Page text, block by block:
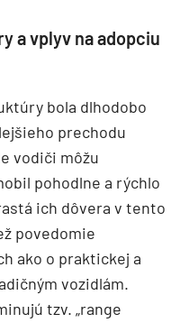
a vplyv na adopciu
bola dlhodobo
prechodu
vodiči môžu
pohodlne a rýchlo
ich dôvera v tento
povedomie
ako o praktickej a
vozidlám.
tzv. „range